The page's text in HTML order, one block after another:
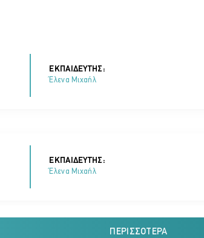
ΕΚΠΑΙΔΕΥΤΗΣ:
Έλενα Μιχαήλ
ΕΚΠΑΙΔΕΥΤΗΣ:
Έλενα Μιχαήλ
ΠΕΡΙΣΣΌΤΕΡΑ